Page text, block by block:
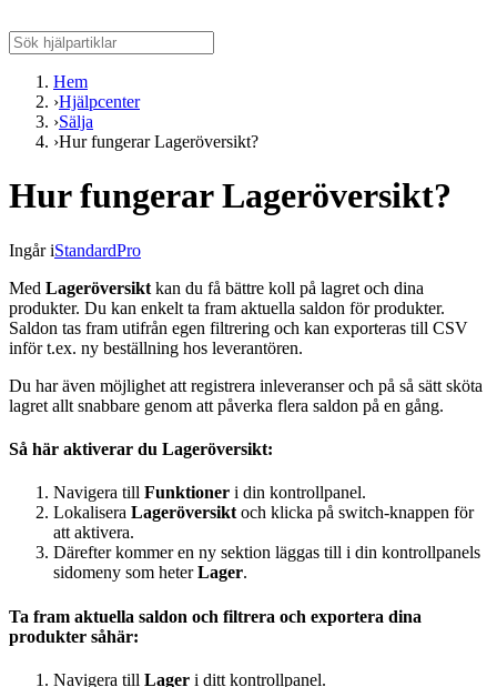
Hem
›Hjälpcenter
›Sälja
›Hur fungerar Lageröversikt?
Hur fungerar Lageröversikt?
Ingår iStandardPro
Med Lageröversikt kan du få bättre koll på lagret och dina
produkter. Du kan enkelt ta fram aktuella saldon för produkter.
Saldon tas fram utifrån egen filtrering och kan exporteras till CSV
inför t.ex. ny beställning hos leverantören.
Du har även möjlighet att registrera inleveranser och på så sätt sköta
lagret allt snabbare genom att påverka flera saldon på en gång.
Så här aktiverar du Lageröversikt:
Navigera till Funktioner i din kontrollpanel.
Lokalisera Lageröversiktoch klicka på switch-knappen för
att aktivera.
Därefter kommer en ny sektion läggas till i din kontrollpanels
sidomeny som heterLager.
Ta fram aktuella saldon och filtrera och exportera dina
produkter såhär:
Navigera till Lager i ditt kontrollpanel.